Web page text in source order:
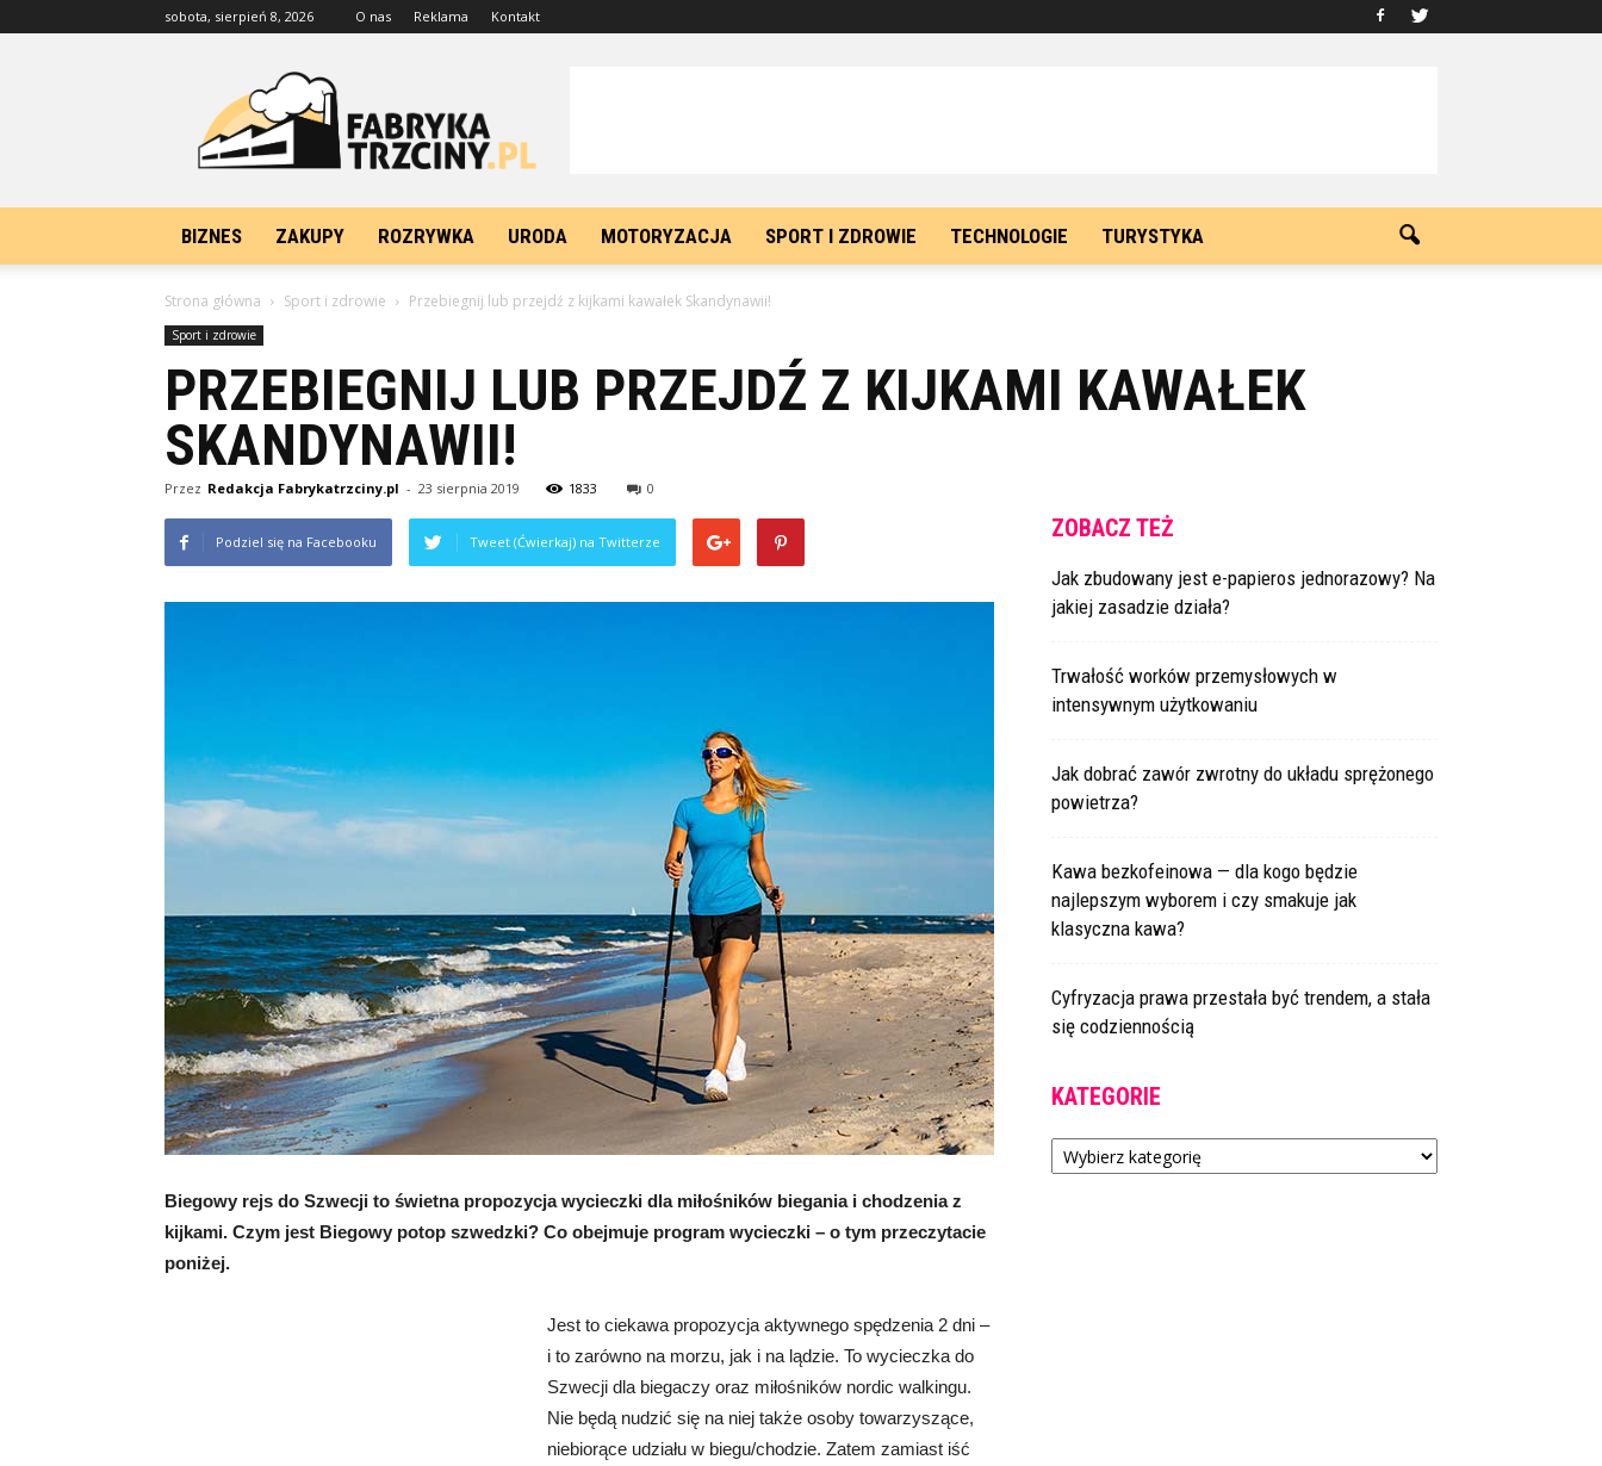
sobota, sierpień 8, 2026 O nas Reklama Kontakt
FabrykaTrzciny.pl
BIZNES ZAKUPY ROZRYWKA URODA MOTORYZACJA SPORT I ZDROWIE TECHNOLOGIE TURYSTYKA
Strona główna Sport i zdrowie Przebiegnij lub przejdź z kijkami kawałek Skandynawii!
Sport i zdrowie
PRZEBIEGNIJ LUB PRZEJDŹ Z KIJKAMI KAWAŁEK
SKANDYNAWII!
Przez Redakcja Fabrykatrzciny.pl - 23 sierpnia 2019 1833 0
Podziel się na Facebooku Tweet (Ćwierkaj) na Twitterze
Biegowy rejs do Szwecji to świetna propozycja wycieczki dla miłośników biegania i chodzenia z
kijkami. Czym jest Biegowy potop szwedzki? Co obejmuje program wycieczki – o tym przeczytacie
poniżej.
Jest to ciekawa propozycja aktywnego spędzenia 2 dni –
i to zarówno na morzu, jak i na lądzie. To wycieczka do
Szwecji dla biegaczy oraz miłośników nordic walkingu.
Nie będą nudzić się na niej także osoby towarzyszące,
niebiorące udziału w biegu/chodzie. Zatem zamiast iść
ZOBACZ TEŻ
Jak zbudowany jest e-papieros jednorazowy? Na
jakiej zasadzie działa?
Trwałość worków przemysłowych w
intensywnym użytkowaniu
Jak dobrać zawór zwrotny do układu sprężonego
powietrza?
Kawa bezkofeinowa — dla kogo będzie
najlepszym wyborem i czy smakuje jak
klasyczna kawa?
Cyfryzacja prawa przestała być trendem, a stała
się codziennością
KATEGORIE
Kategorie